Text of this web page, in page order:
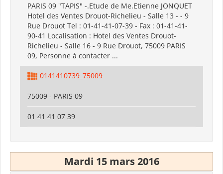
PARIS 09 "TAPIS" -.Etude de Me.Etienne JONQUET
Hotel des Ventes Drouot-Richelieu - Salle 13 - - 9
Rue Drouot Tel : 01-41-41-07-39 - Fax : 01-41-41-
90-41 Localisation : Hotel des Ventes Drouot-
Richelieu - Salle 16 - 9 Rue Drouot, 75009 PARIS
09, Personne à contacter ...
0141410739_75009
75009 - PARIS 09
01 41 41 07 39
Mardi 15 mars 2016